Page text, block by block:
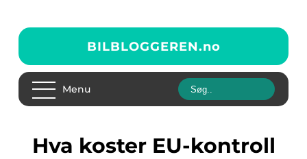
BILBLOGGEREN.no
Menu
Hva koster EU-kontroll